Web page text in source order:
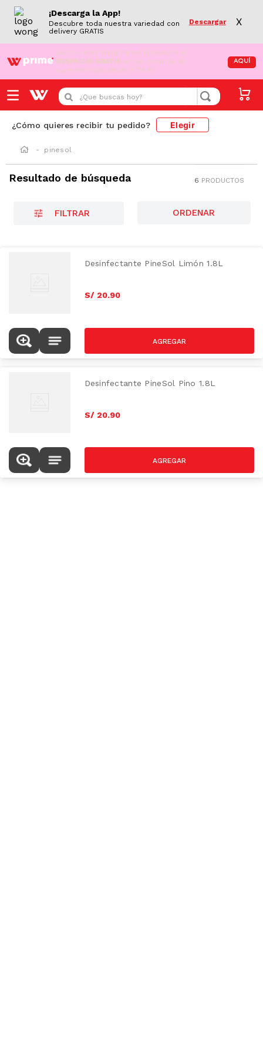
¡Descarga la App!
Descubre toda nuestra variedad con
delivery GRATIS
Descargar X
¡Aún no eres Wong Prime! Aprovecha el
DESPACHO GRATIS en tus compras de
supermercado desde S/79.90
AQUÍ
¿Que buscas hoy?
¿Cómo quieres recibir tu pedido? Elegir
pinesol
Resultado de búsqueda 6 PRODUCTOS
FILTRAR
Desinfectante PineSol Limón 1.8L
S/ 20.90
Desinfectante PineSol Pino 1.8L
S/ 20.90